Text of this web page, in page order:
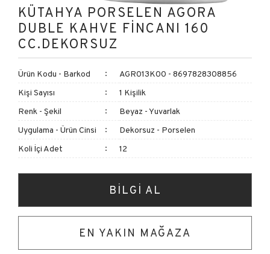
KÜTAHYA PORSELEN AGORA
DUBLE KAHVE FİNCANI 160
CC.DEKORSUZ
Ürün Kodu - Barkod
AGR013K00 - 8697828308856
Kişi Sayısı
1 Kişilik
Renk - Şekil
Beyaz - Yuvarlak
Uygulama - Ürün Cinsi
Dekorsuz - Porselen
Koli İçi Adet
12
BİLGİ AL
EN YAKIN MAĞAZA